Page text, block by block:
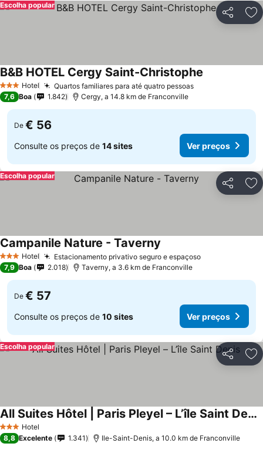
Partilhar
Escolha popular
3 EstrelasHotel Quartos familiares para até quatro pessoasVer preços
B&B HOTEL Cergy Saint-Christophe
7,6 Boa 1.842 Cergy, a 14.8 km de Franconville
De € 56
Consulte os preços de 14 sites Ver preços
Partilhar
Escolha popular
3 EstrelasHotel Estacionamento privativo seguro e espaçosoVer preços
Campanile Nature - Taverny
7,9 Boa 2.018 Taverny, a 3.6 km de Franconville
De € 57
Consulte os preços de 10 sites Ver preços
Partilhar
Escolha popular
3 EstrelasHotel
All Suites Hôtel | Paris Pleyel – L’île Saint Denis
Ver preços
8,8 Excelente 1.341 Ile-Saint-Denis, a 10.0 km de Franconville